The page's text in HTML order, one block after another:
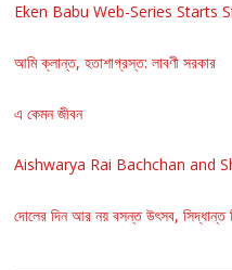
Eken Babu Web-Series Starts
আমি ক্লান্ত, হতাশাগ্রস্ত: লাবণী সরকার
এ কেমন জীবন
Aishwarya Rai Bachchan and
দোলের দিন আর নয় বসন্ত উৎসব, সিদ্ধান্ত